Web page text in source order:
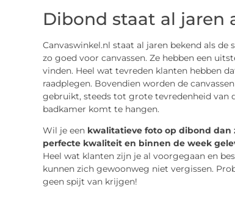
Dibond staat al jaren
Canvaswinkel.nl staat al jaren bekend als de
zo goed voor canvassen. Ze hebben een
vinden. Heel wat tevreden klanten hebben
raadplegen. Bovendien worden de
gebruikt, steeds tot grote tevredenheid van
badkamer komt te hangen.
Wil je een kwalitatieve foto op dibond dan
perfecte kwaliteit en binnen de week
Heel wat klanten zijn je al voorgegaan en
kunnen zich gewoonweg niet vergissen.
geen spijt van krijgen!